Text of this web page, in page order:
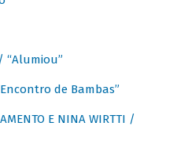
“Alumiou”
de Bambas”
E NINA WIRTTI /